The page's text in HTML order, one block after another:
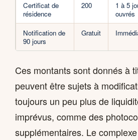
Certificat de
résidence
200
1 à 5
ouvrés
Notification de
90 jours
Gratuit
Ces montants sont donnés à
peuvent être sujets à
toujours un peu plus de
imprévus, comme des
supplémentaires. Le